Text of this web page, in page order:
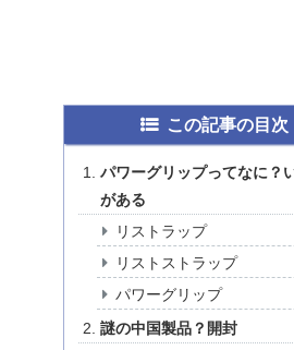
この記事の目次
パワーグリップってなに？
がある
リストラップ
リストストラップ
パワーグリップ
謎の中国製品？開封